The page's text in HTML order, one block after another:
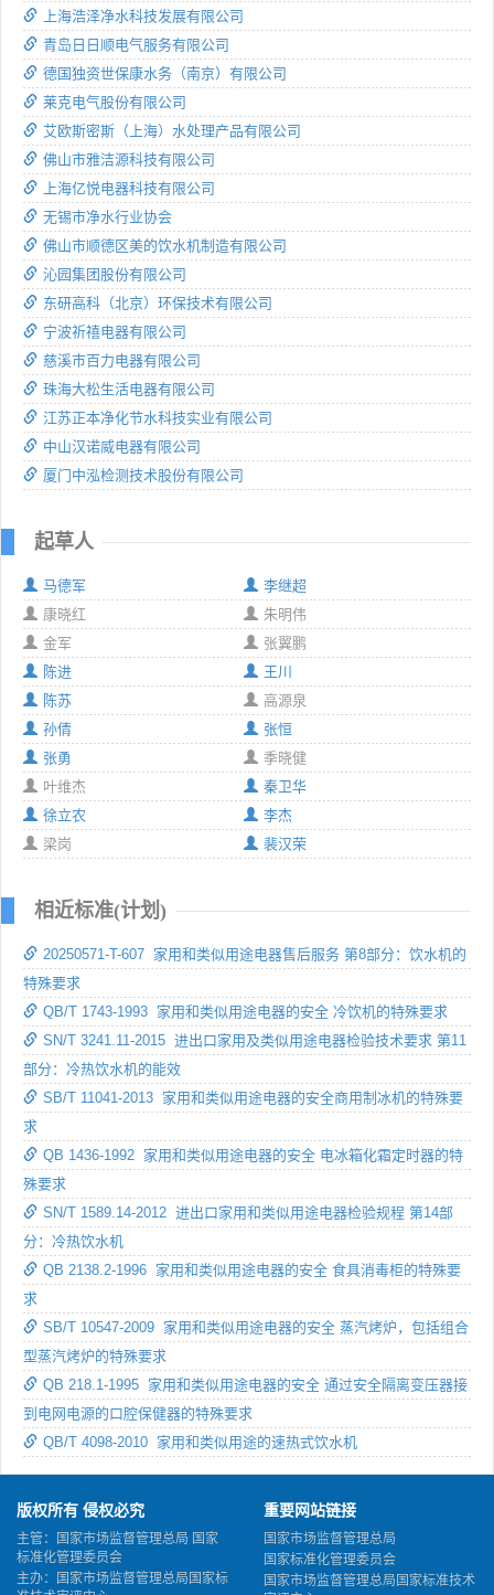
上海浩泽净水科技发展有限公司
青岛日日顺电气服务有限公司
德国独资世保康水务（南京）有限公司
莱克电气股份有限公司
艾欧斯密斯（上海）水处理产品有限公司
佛山市雅洁源科技有限公司
上海亿悦电器科技有限公司
无锡市净水行业协会
佛山市顺德区美的饮水机制造有限公司
沁园集团股份有限公司
东研高科（北京）环保技术有限公司
宁波祈禧电器有限公司
慈溪市百力电器有限公司
珠海大松生活电器有限公司
江苏正本净化节水科技实业有限公司
中山汉诺威电器有限公司
厦门中泓检测技术股份有限公司
起草人
马德军
李继超
康晓红
朱明伟
金军
张翼鹏
陈进
王川
陈苏
高源泉
孙倩
张恒
张勇
季晓健
叶维杰
秦卫华
徐立农
李杰
梁岗
裴汉荣
相近标准(计划)
20250571-T-607 家用和类似用途电器售后服务 第8部分：饮水机的
特殊要求
QB/T 1743-1993 家用和类似用途电器的安全 冷饮机的特殊要求
SN/T 3241.11-2015 进出口家用及类似用途电器检验技术要求 第11
部分：冷热饮水机的能效
SB/T 11041-2013 家用和类似用途电器的安全商用制冰机的特殊要
求
QB 1436-1992 家用和类似用途电器的安全 电冰箱化霜定时器的特
殊要求
SN/T 1589.14-2012 进出口家用和类似用途电器检验规程 第14部
分：冷热饮水机
QB 2138.2-1996 家用和类似用途电器的安全 食具消毒柜的特殊要
求
SB/T 10547-2009 家用和类似用途电器的安全 蒸汽烤炉，包括组合
型蒸汽烤炉的特殊要求
QB 218.1-1995 家用和类似用途电器的安全 通过安全隔离变压器接
到电网电源的口腔保健器的特殊要求
QB/T 4098-2010 家用和类似用途的速热式饮水机
版权所有 侵权必究
主管：国家市场监督管理总局 国家
标准化管理委员会
主办：国家市场监督管理总局国家标
重要网站链接
国家市场监督管理总局
国家标准化管理委员会
国家市场监督管理总局国家标准技术